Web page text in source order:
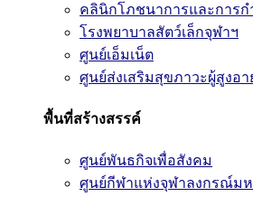
คลินิกโภชนาการและการ
โรงพยาบาลสัตว์เล็กจุฬาฯ
ศูนย์เอ็มเน็ต
ศูนย์ส่งเสริมสุขภาวะผู้สูงอา
พื้นที่สร้างสรรค์
ศูนย์พันธกิจเพื่อสังคม
ศูนย์กีฬาแห่งจุฬาลงกรณ์มห